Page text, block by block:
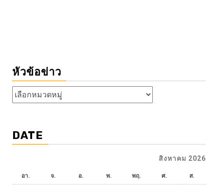
หัวข้อข่าว
หัวข้อ
ข่าว
DATE
สิงหาคม 2026
อา. จ. อ. พ. พฤ. ศ. ส.